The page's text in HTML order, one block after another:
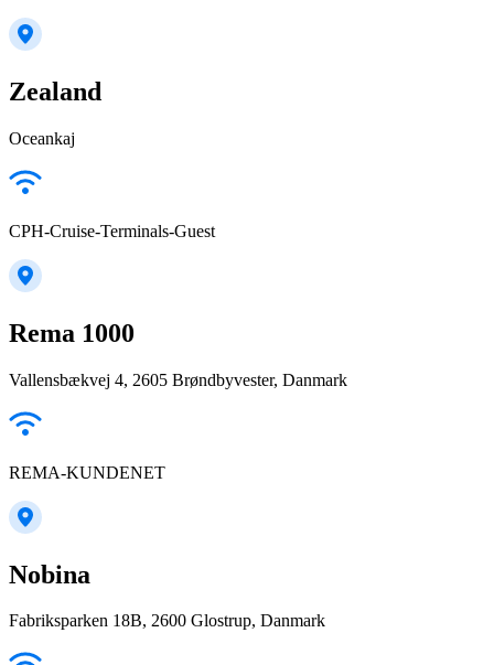
Zealand
Oceankaj
CPH-Cruise-Terminals-Guest
Rema 1000
Vallensbækvej 4, 2605 Brøndbyvester, Danmark
REMA-KUNDENET
Nobina
Fabriksparken 18B, 2600 Glostrup, Danmark